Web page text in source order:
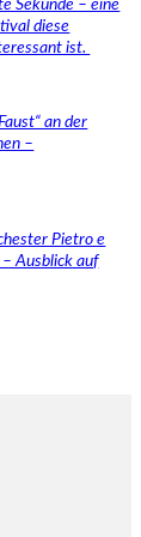
Sekunde – eine
diese
ist.
an der
–
Pietro e
Ausblick auf